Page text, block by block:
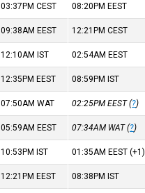
03:37PMCEST 08:20PM EEST
09:38AM EEST 12:21PMCEST
12:10AM IST 02:54AM EEST
12:35PM EEST 08:59PM IST
07:50AMWAT 02:25PMEEST(?)
05:59AM EEST 07:34AM WAT(?)
10:53PM IST 01:35AM EEST (+1)
12:21PM EEST 08:38PM IST